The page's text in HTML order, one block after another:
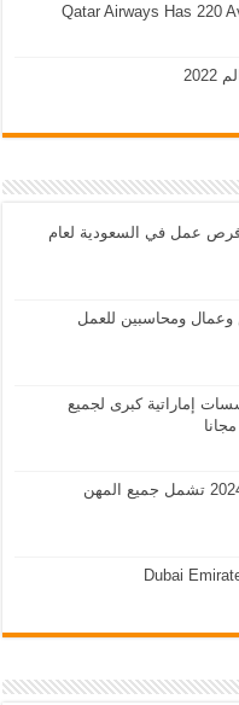
Qatar Airways Has 220
متنوعة وفرص عمل في السعودية لعام
لسائق خاص وعمال ومحاسبين للعمل
شركات ومؤسسات إماراتية كبرى لجميع
وظائف في قطر 2024 فرص عمل في قطر 2024 تشمل جميع المهن
Dubai